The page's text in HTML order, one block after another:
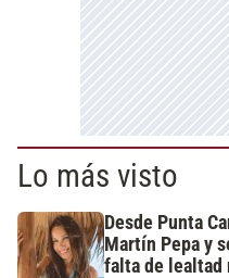
Lo más visto
Desde Punta
Martín Pepa y
falta de lealtad